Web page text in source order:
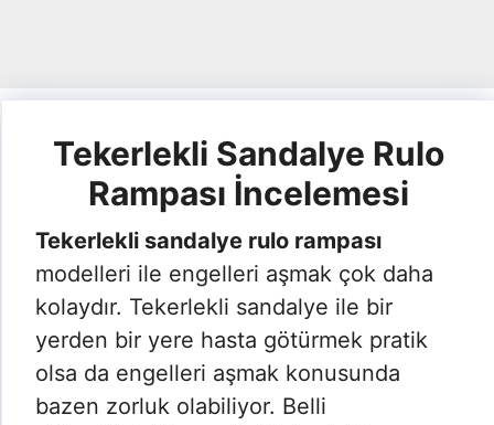
Tekerlekli Sandalye Rulo
Rampası İncelemesi
Tekerlekli sandalye rulo rampası
modelleri ile engelleri aşmak çok daha
kolaydır. Tekerlekli sandalye ile bir
yerden bir yere hasta götürmek pratik
olsa da engelleri aşmak konusunda
bazen zorluk olabiliyor. Belli